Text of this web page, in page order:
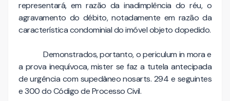
representará, em razão da inadimplência do réu, o
agravamento do débito, notadamente em razão da
característica condominial do imóvel objeto dopedido.
Demonstrados, portanto, o periculum in mora e
a prova inequívoca, mister se faz a tutela antecipada
de urgência com supedâneo nosarts. 294 e seguintes
e 300 do Código de Processo Civil.